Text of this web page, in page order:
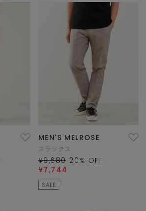
MEN'S MELROSE
スラックス
¥9,680 20% OFF
¥7,744
SALE